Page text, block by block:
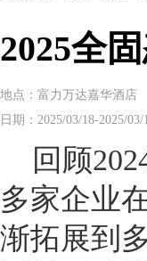
2025全
地点：富力万达嘉华酒店
日期：2025/03/18-2025/03/
回顾
多家企业
渐拓展到